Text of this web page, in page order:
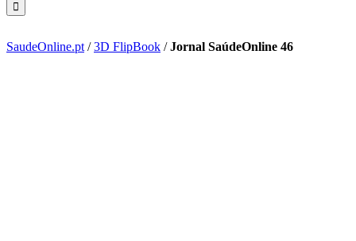
SaudeOnline.pt /3D FlipBook /Jornal SaúdeOnline 46